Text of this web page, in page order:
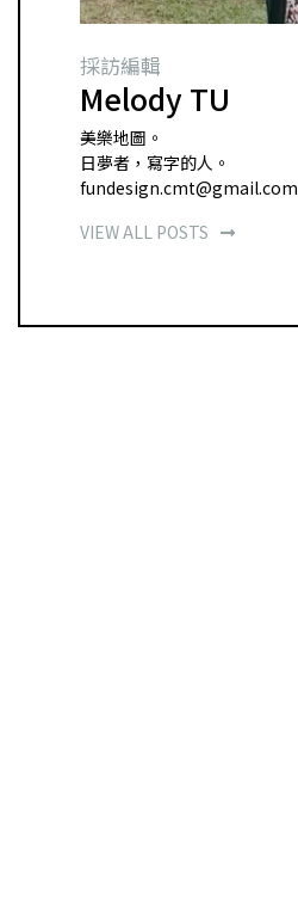
採訪編輯
Melody TU
美樂地圖。
日夢者，寫字的人。
fundesign.cmt@gmail.com
VIEW ALL POSTS